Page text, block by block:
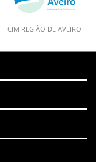
CIM REGIÃO DE AVEIRO